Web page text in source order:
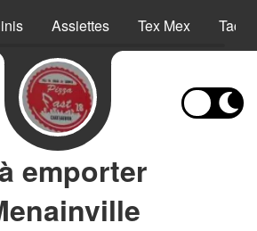
Assiettes Tex Mex Tacos
emporter